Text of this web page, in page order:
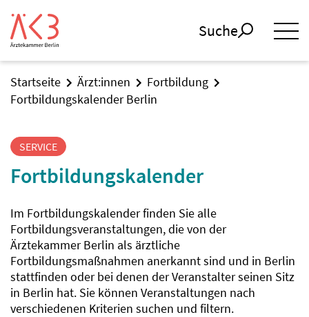
Suche
Startseite Ärzt:innen
Fortbildung
Fortbildungskalender Berlin
SERVICE
Fortbildungskalender
Im Fortbildungskalender finden Sie alle
Fortbildungsveranstaltungen, die von der
Ärztekammer Berlin als ärztliche
Fortbildungsmaßnahmen anerkannt sind und in Berlin
stattfinden oder bei denen der Veranstalter seinen Sitz
in Berlin hat. Sie können Veranstaltungen nach
verschiedenen Kriterien suchen und filtern.